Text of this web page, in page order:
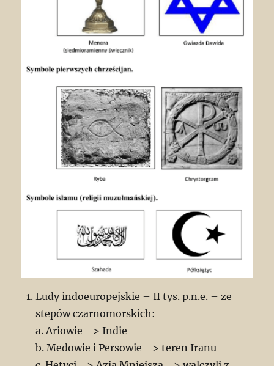
Ludy indoeuropejskie – II tys. p.n.e. – ze
stepów czarnomorskich:
a. Ariowie –> Indie
b. Medowie i Persowie –> teren Iranu